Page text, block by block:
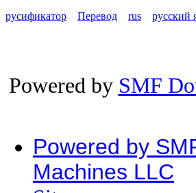
русификатор Перевод rus русский
Powered by SMF
Powered by
Machines LLC